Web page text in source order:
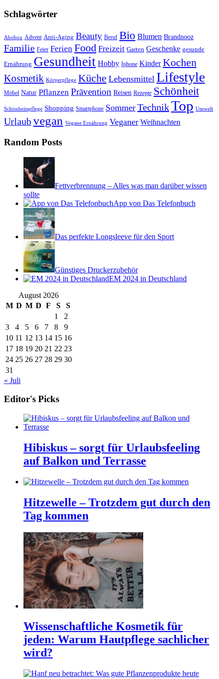
Schlagwörter
Abobox Advent Anti-Aging Beauty Beruf Bio Blumen Brandnooz
Familie Feier Ferien Food Freizeit Garten Geschenke gesunde
Ernährung Gesundheit Hobby Iphone Kinder Kochen
Kosmetik Körperpflege Küche Lebensmittel Lifestyle
Möbel Natur Pflanzen Prävention Reisen Rezepte Schönheit
Schönheitspflege Shopping Smartphone Sommer TechnikTop Umwelt
Urlaubvegan Vegane Ernährung Veganer Weihnachten
Random Posts
Fettverbrennung – Alles was man darüber wissen
sollte
App von Das Telefonbuch
Das perfekte Longsleeve für den Sport
Günstiges Druckerzubehör
EM 2024 in Deutschland
August 2026
M D M D F S
S
1
2
3
4 5 6 7 8
9
10 11 12 13 14 15 16
17 18 19 20 21 22 23
24 25 26 27 28 29 30
31
« Juli
Editor's Picks
Hibiskus – sorgt für Urlaubsfeeling
auf Balkon und Terrasse
Hitzewelle – Trotzdem gut durch den
Tag kommen
Wissenschaftliche Kosmetik für
jeden: Warum Hautpflege sachlicher
wird?